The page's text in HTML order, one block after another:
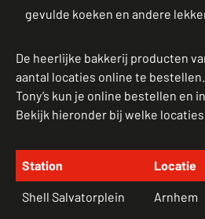
gevulde koeken en andere
De heerlijke bakkerij producten
aantal locaties online te
Tony’s kun je online bestellen en
Bekijk hieronder bij welke
Station Locatie
Shell Salvatorplein Arnhem